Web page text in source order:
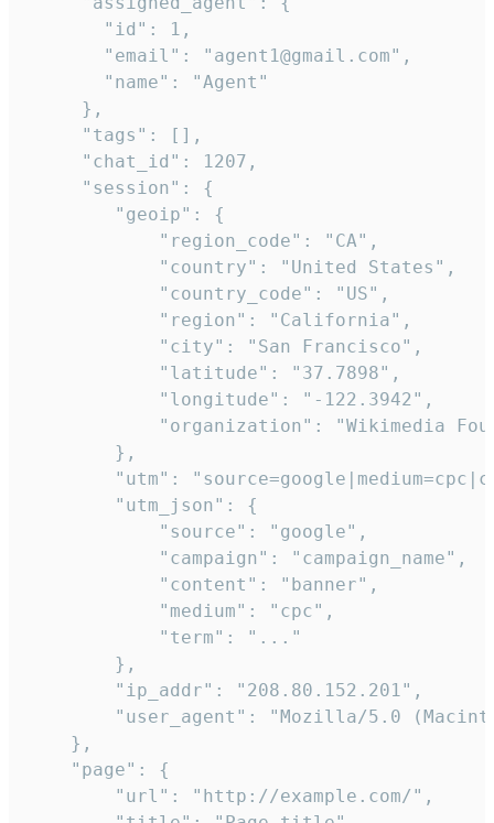
       "id": 1,
       "email": "agent1@gmail.com",
       "name": "Agent"
     },
     "tags": [],
     "chat_id": 1207,
     "session": {
        "geoip": {
            "region_code": "CA",
            "country": "United States",
            "country_code": "US",
            "region": "California",
            "city": "San Francisco",
            "latitude": "37.7898",
            "longitude": "-122.3942",
"organization": "Wikimedia
        },
"utm":
        "utm_json": {
            "source": "google",
            "campaign": "campaign_name",
            "content": "banner",
            "medium": "cpc",
            "term": "..."
        },
        "ip_addr": "208.80.152.201",
"user_agent": "Mozilla/5.0
    },
    "page": {
        "url": "http://example.com/",